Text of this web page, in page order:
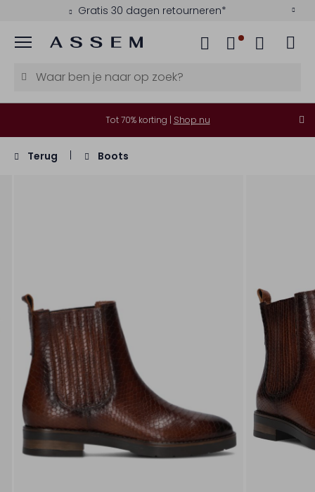
Gratis 30 dagen retourneren*
Menu
Tot 70% korting | Shop nu
Terug Boots